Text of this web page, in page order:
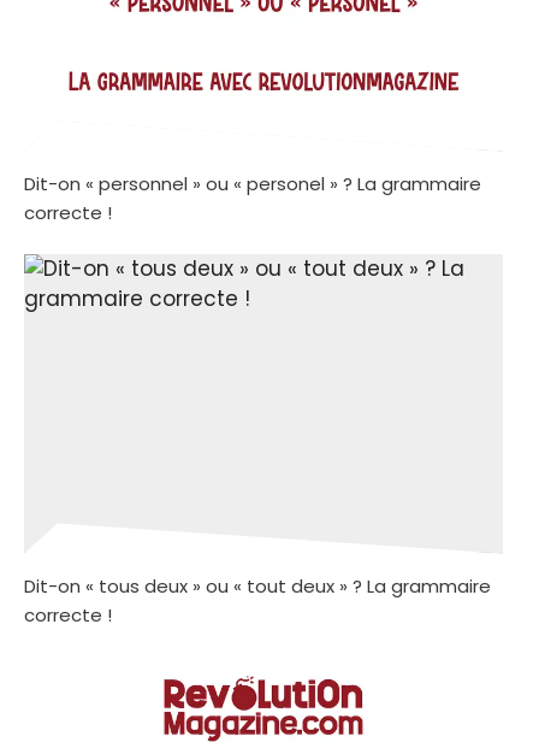
Dit-on « personnel » ou « personel » ? La grammaire
correcte !
Dit-on « tous deux » ou « tout deux » ? La grammaire
correcte !